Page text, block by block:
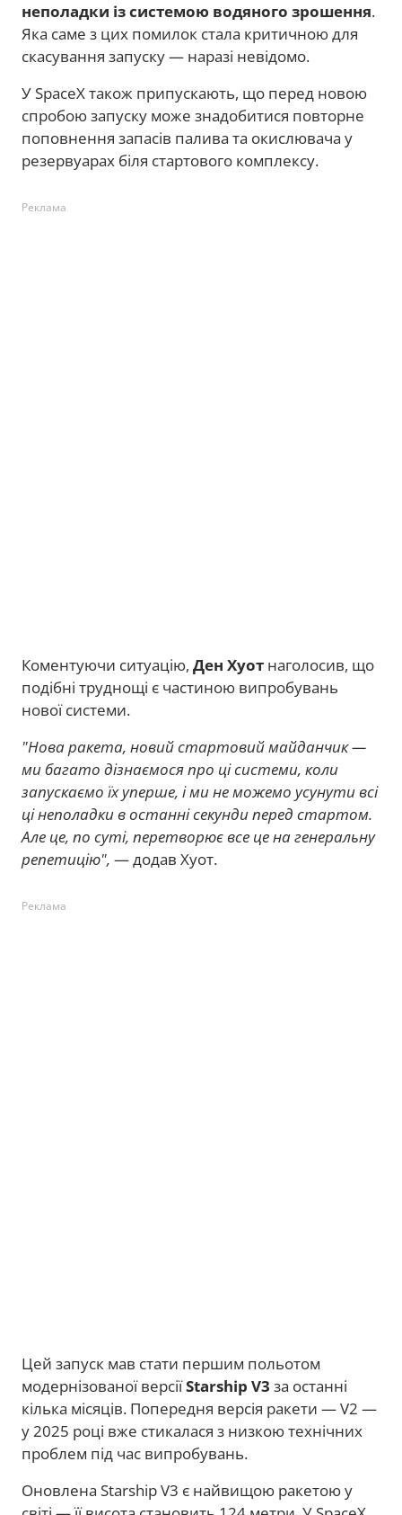
неполадки із системою водяного зрошення.
Яка саме з цих помилок стала критичною для
скасування запуску — наразі невідомо.
У SpaceX також припускають, що перед новою
спробою запуску може знадобитися повторне
поповнення запасів палива та окислювача у
резервуарах біля стартового комплексу.
Реклама
Коментуючи ситуацію, Ден Хуот наголосив, що
подібні труднощі є частиною випробувань
нової системи.
"Нова ракета, новий стартовий майданчик —
ми багато дізнаємося про ці системи, коли
запускаємо їх уперше, і ми не можемо усунути всі
ці неполадки в останні секунди перед стартом.
Але це, по суті, перетворює все це на генеральну
репетицію", — додав Хуот.
Реклама
Цей запуск мав стати першим польотом
модернізованої версіїStarship V3 за останні
кілька місяців. Попередня версія ракети — V2 —
у 2025 році вже стикалася з низкою технічних
проблем під час випробувань.
Оновлена Starship V3 є найвищою ракетою у